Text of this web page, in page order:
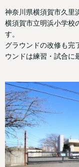
神奈川県横須賀市久里
横須賀市立明浜小学校
す。
グラウンドの改修も完
ウンドは練習・試合に